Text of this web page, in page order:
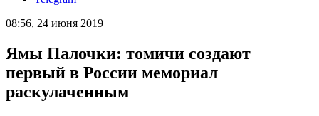
08:56, 24 июня 2019
Ямы Палочки: томичи создают
первый в России мемориал
раскулаченным